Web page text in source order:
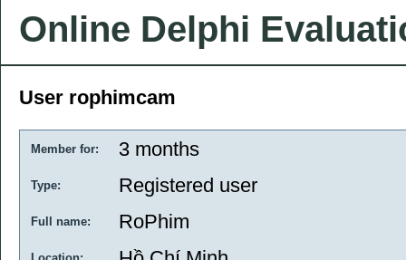
Online Delphi
User rophimcam
Member for: 3 months
Type: Registered user
Full name: RoPhim